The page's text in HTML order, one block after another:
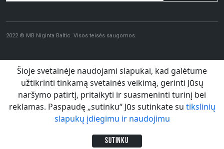
2022 © MB Niginta Baltic. Visos teisės saugomos.
Šioje svetainėje naudojami slapukai, kad galėtume
užtikrinti tinkamą svetainės veikimą, gerinti Jūsų
naršymo patirtį, pritaikyti ir suasmeninti turinį bei
reklamas. Paspaudę „sutinku“ Jūs sutinkate su tikslinių
slapukų įdiegimu ir naudojimu
Sutinku